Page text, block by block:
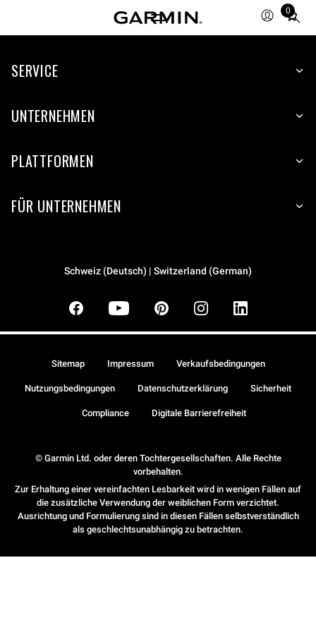
0
Total
items
cart:
SERVICE
UNTERNEHMEN
PLATTFORMEN
FÜR UNTERNEHMEN
Schweiz (Deutsch) | Switzerland (German)
© Garmin Ltd. oder deren Tochtergesellschaften. Alle Rechte
vorbehalten.
Zur Erhaltung einer vereinfachten Lesbarkeit wird in wenigen Fällen auf
die zusätzliche Verwendung der weiblichen Form verzichtet.
Ausrichtung und Formulierung sind in diesen Fällen selbstverständlich
als geschlechtsunabhängig zu betrachten.
Sitemap Impressum Verkaufsbedingungen
Nutzungsbedingungen Datenschutzerklärung Sicherheit
Compliance Digitale Barrierefreiheit